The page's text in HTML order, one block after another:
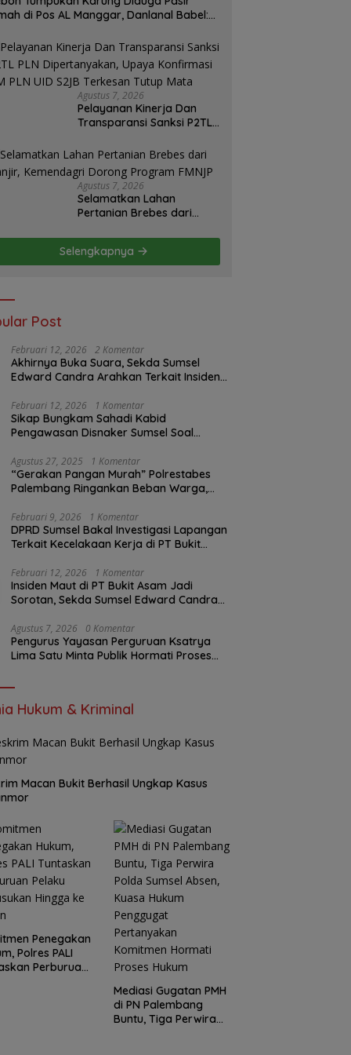
di Pos AL Manggar, Danlanal Babel:
Agustus 7, 2026
Pelayanan Kinerja Dan
Transparansi Sanksi P2TL
Konfirmasi GM PLN UID
S2JB Terkesan Tutup Mata
Agustus 7, 2026
Selamatkan Lahan
Pertanian Brebes dari
Dorong Program FMNJP
Selengkapnya
Post
Februari 12, 2026 2 Komentar
Akhirnya Buka Suara, Sekda Sumsel
Edward Candra Arahkan Terkait Insiden
Februari 12, 2026 1 Komentar
Sikap Bungkam Sahadi Kabid
Pengawasan Disnaker Sumsel Soal
Pengawasan K3?
Agustus 27, 2025 1 Komentar
“Gerakan Pangan Murah” Polrestabes
Palembang Ringankan Beban Warga,
Februari 9, 2026 1 Komentar
DPRD Sumsel Bakal Investigasi Lapangan
Terkait Kecelakaan Kerja di PT Bukit
Februari 12, 2026 1 Komentar
Insiden Maut di PT Bukit Asam Jadi
Sorotan, Sekda Sumsel Edward Candra
Agustus 7, 2026 0 Komentar
Pengurus Yayasan Perguruan Ksatrya
Lima Satu Minta Publik Hormati Proses
Hukum & Kriminal
Macan Bukit Berhasil Ungkap Kasus
Penegakan
Polres PALI
Perburuan
Mediasi Gugatan PMH
di PN Palembang
Buntu, Tiga Perwira